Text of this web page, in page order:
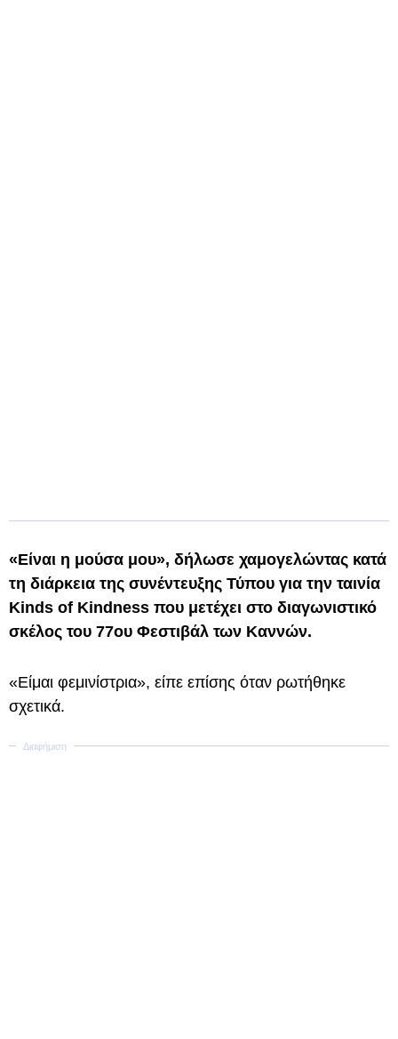
«Είναι η μούσα μου», δήλωσε χαμογελώντας κατά
τη διάρκεια της συνέντευξης Τύπου για την ταινία
Kinds of Kindness που μετέχει στο διαγωνιστικό
σκέλος του 77ου Φεστιβάλ των Καννών.
«Είμαι φεμινίστρια», είπε επίσης όταν ρωτήθηκε
σχετικά.